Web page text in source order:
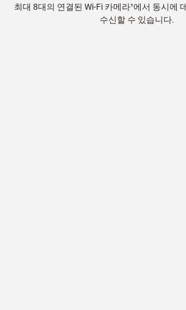
최대 8대의 연결된 Wi-Fi 카메라¹에서 동시에
수신할 수 있습니다.